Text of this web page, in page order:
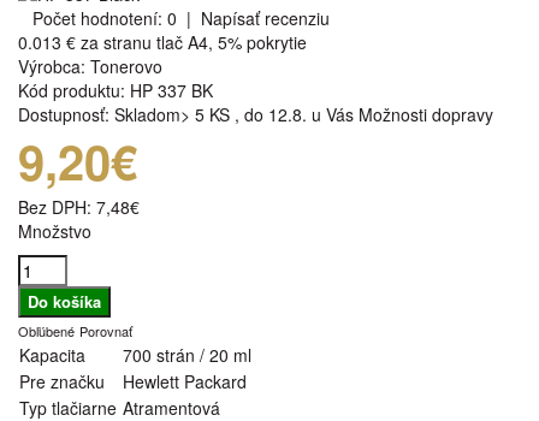
Počet hodnotení: 0 | Napísať recenziu
0.013 € za stranu tlač A4, 5% pokrytie
Výrobca: Tonerovo
Kód produktu: HP 337 BK
Dostupnosť: Skladom> 5 KS , do 12.8. u Vás Možnosti dopravy
9,20€
Bez DPH: 7,48€
Množstvo
Obľúbené Porovnať
Kapacita
700 strán / 20 ml
Pre značku
Hewlett Packard
Typ tlačiarne Atramentová